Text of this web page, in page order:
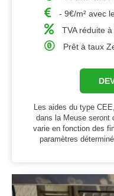
- 9€/m² avec
TVA réduite
Prêt à taux
Les aides du type
dans la Meuse seront
varie en fonction des
paramètres